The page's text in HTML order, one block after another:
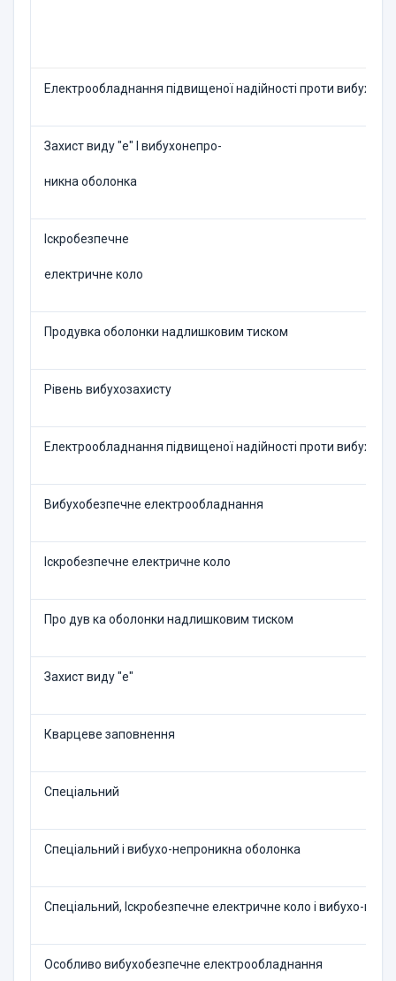
Електрообладнання підвищеної надійності проти вибуху
Захист виду "е" І вибухонепро-
никна оболонка
Іскробезпечне
електричне коло
Продувка оболонки надлишковим тиском
Рівень вибухозахисту
Електрообладнання підвищеної надійності проти вибуху
Вибухобезпечне електрообладнання
Іскробезпечне електричне коло
Про дув ка оболонки надлишковим тиском
Захист виду "е"
Кварцеве заповнення
Спеціальний
Спеціальний і вибухо-непроникна оболонка
Спеціальний, Іскробезпечне електричне коло і вибухо-
Особливо вибухобезпечне електрообладнання